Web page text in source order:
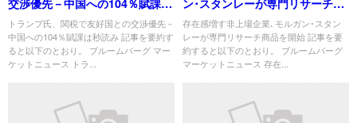
交渉優先－中国への104％賦課は
秒読み
トランプ氏、関税で友好国との交渉優先－
中国への104％賦課は秒読み 記事を要約す
ると以下のとおり。 ブルームバーグ マー
ケットニュース トラ...
ン･スタンレーが専門リサーチ商
品を開始
存在感増す非上場企業､モルガン･スタン
レーが専門リサーチ商品を開始 記事を要
約すると以下のとおり。 ブルームバーグ
マーケットニュース 存在...